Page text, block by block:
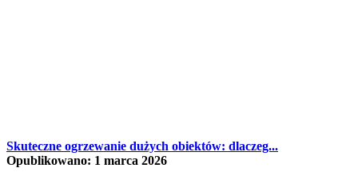
Skuteczne ogrzewanie dużych obiektów: dlaczeg...
Opublikowano: 1 marca 2026